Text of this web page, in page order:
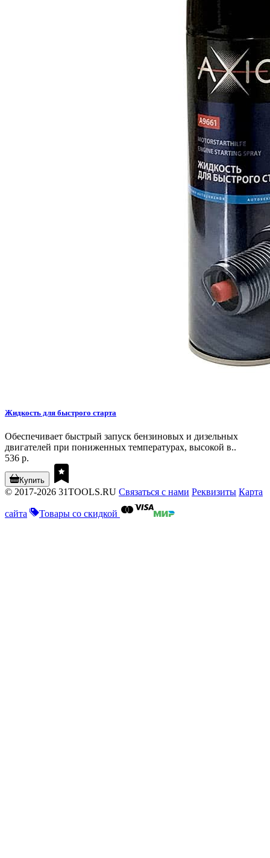
Жидкость для быстрого старта
Обеспечивает быстрый запуск бензиновых и дизельных
двигателей при пониженных температурах, высокой в..
536 р.
Купить
© 2017-2026 31TOOLS.RU Связаться с нами Реквизиты Карта
сайта Товары со скидкой